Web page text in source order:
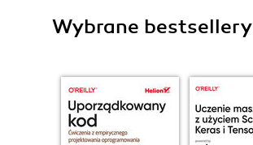
Wybrane bestsellery